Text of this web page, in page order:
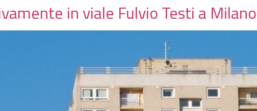
in viale Fulvio Testi a Milano